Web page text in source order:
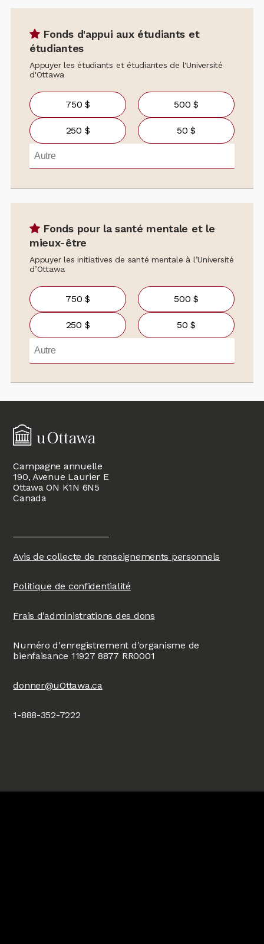
Fonds d'appui aux étudiants et
étudiantes
Appuyer les étudiants et étudiantes de l'Université
d'Ottawa
750 $ 500 $
250 $ 50 $
Fonds pour la santé mentale et le
mieux-être
Appuyer les initiatives de santé mentale à l’Université
d’Ottawa
750 $ 500 $
250 $ 50 $
Campagne annuelle
190, Avenue Laurier E
Ottawa ON K1N 6N5
Canada
Avis de collecte de renseignements personnels
Politique de confidentialité
Frais d’administrations des dons
Numéro d'enregistrement d'organisme de
bienfaisance 11927 8877 RR0001
donner@uOttawa.ca
1-888-352-7222